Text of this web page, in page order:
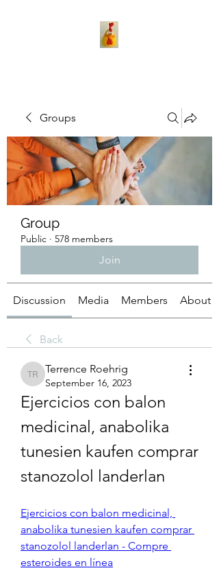
Groups
Group
Public · 578 members
Join
Discussion Media Members About
Back
Terrence Roehrig
Terrence Roehrig
September 16, 2023
Ejercicios con balon
medicinal, anabolika
tunesien kaufen comprar
stanozolol landerlan
Ejercicios con balon medicinal,
anabolika tunesien kaufen comprar
stanozolol landerlan - Compre
esteroides en línea